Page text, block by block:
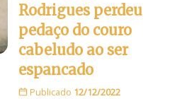
Rodrigues perdeu
pedaço do couro
cabeludo ao ser
espancado
Publicado 12/12/2022